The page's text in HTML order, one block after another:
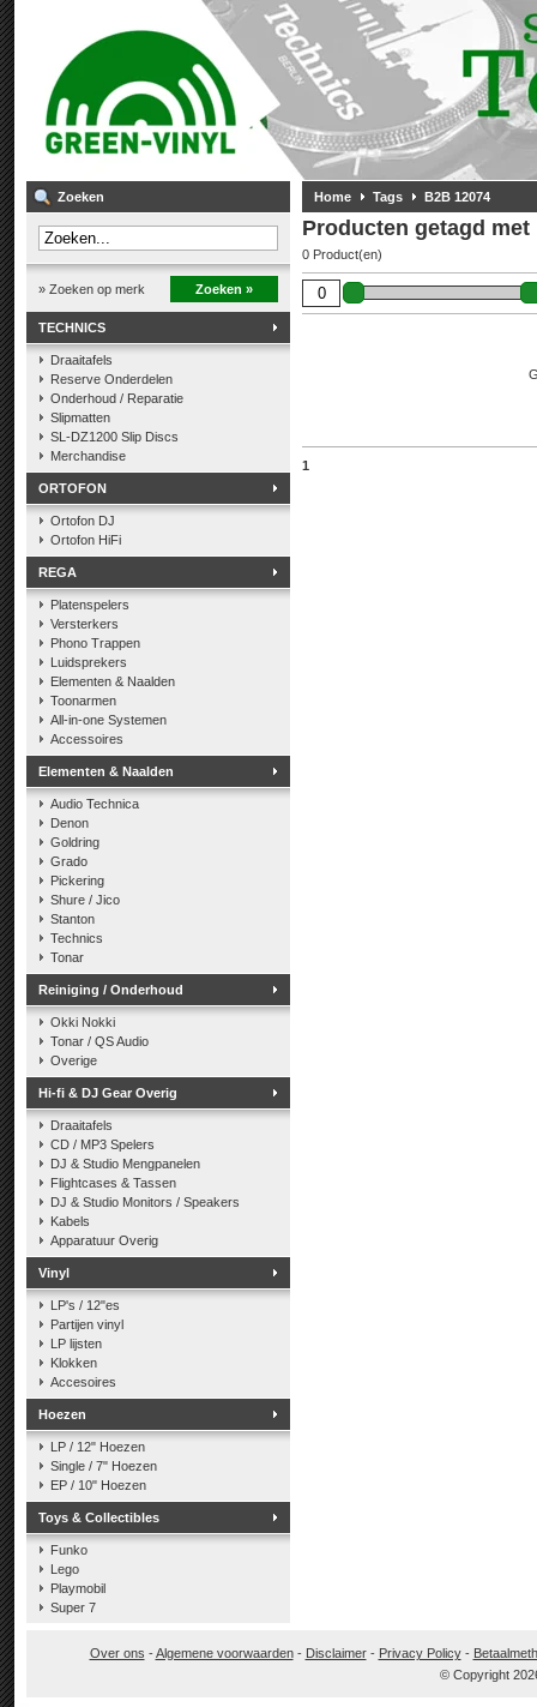
Zoeken
» Zoeken op merk Zoeken »
TECHNICS
Draaitafels
Reserve Onderdelen
Onderhoud / Reparatie
Slipmatten
SL-DZ1200 Slip Discs
Merchandise
ORTOFON
Ortofon DJ
Ortofon HiFi
REGA
Platenspelers
Versterkers
Phono Trappen
Luidsprekers
Elementen & Naalden
Toonarmen
All-in-one Systemen
Accessoires
Elementen & Naalden
Audio Technica
Denon
Goldring
Grado
Pickering
Shure / Jico
Stanton
Technics
Tonar
Reiniging / Onderhoud
Okki Nokki
Tonar / QS Audio
Overige
Hi-fi & DJ Gear Overig
Draaitafels
CD / MP3 Spelers
DJ & Studio Mengpanelen
Flightcases & Tassen
DJ & Studio Monitors / Speakers
Kabels
Apparatuur Overig
Vinyl
LP's / 12"es
Partijen vinyl
LP lijsten
Klokken
Accesoires
Hoezen
LP / 12" Hoezen
Single / 7" Hoezen
EP / 10" Hoezen
Toys & Collectibles
Funko
Lego
Playmobil
Super 7
Home Tags B2B 12074
Producten getagd met
0 Product(en)
1
Over ons -Algemene voorwaarden- Disclaimer- Privacy Policy-
© Copyright